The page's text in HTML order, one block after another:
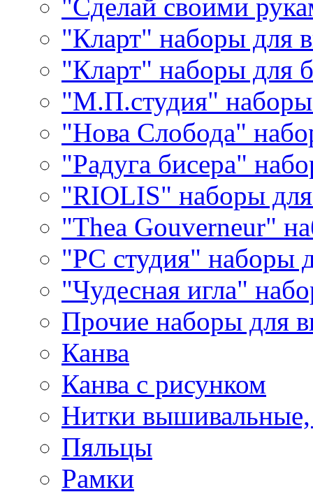
"Сделай своими
"Кларт" наборы для
"Кларт" наборы для
"М.П.студия"
"Нова Слобода"
"Радуга бисера"
"RIOLIS" наборы
"Thea Gouverneur"
"РС студия" наборы
"Чудесная игла"
Прочие наборы для
Канва
Канва с рисунком
Нитки
Пяльцы
Рамки